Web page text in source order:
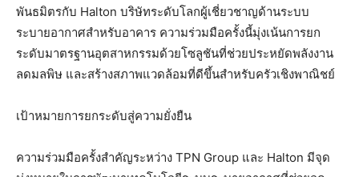
พันธมิตรกับ Halton บริษัทระดับโลกผู้เชี่ยวชาญด้านระบบ
ระบายอากาศสำหรับอาคาร ความร่วมมือครั้งนี้มุ่งเน้นการยก
ระดับมาตรฐานอุตสาหกรรมด้วยโซลูชันที่ช่วยประหยัดพลังงาน
ลดมลพิษ และสร้างสภาพแวดล้อมที่ดีขึ้นสำหรับครัวเชิงพาณิชย์
เป้าหมายการยกระดับสู่ความยั่งยืน
ความร่วมมือครั้งสำคัญระหว่าง TPN Group และ Halton มีจุด